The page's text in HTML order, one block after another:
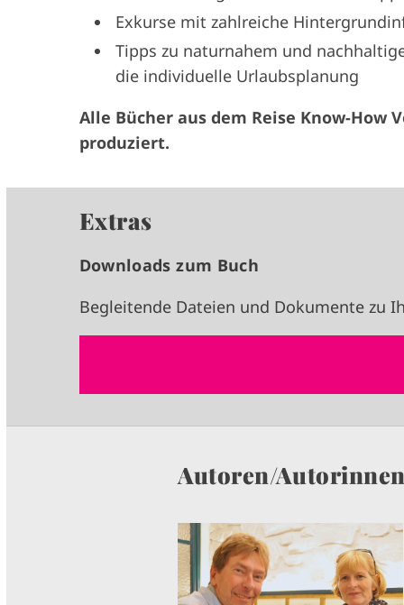
Exkurse mit zahlreiche
Tipps zu naturnahem und
die individuelle Urlaubsplanung
Alle Bücher aus dem Reise Know-How
produziert.
Extras
Downloads zum Buch
Begleitende Dateien und Dokumente zu
Autoren/
I
M
A